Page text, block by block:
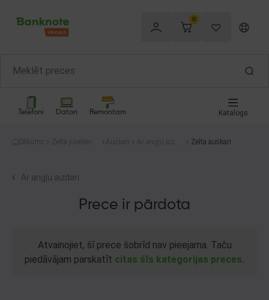
0
Telefoni Datori Remontam Katalogs
Sākums
Zelta juvelierizs
Auskari
Ar angļu aizda
Zelta auskari
Ar angļu aizdari
Prece ir pārdota
Atvainojiet, šī prece šobrīd nav pieejama. Taču
piedāvājam parskatīt citas šīs kategorijas preces.